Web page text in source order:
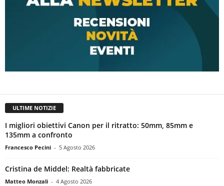
ULTIME NOTIZIE
I migliori obiettivi Canon per il ritratto: 50mm, 85mm e
135mm a confronto
Francesco Pecini - 5 Agosto 2026
Cristina de Middel: Realtà fabbricate
Matteo Monzali - 4 Agosto 2026